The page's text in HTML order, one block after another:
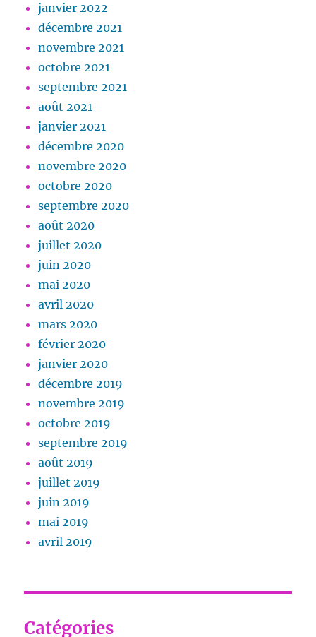
janvier 2022
décembre 2021
novembre 2021
octobre 2021
septembre 2021
août 2021
janvier 2021
décembre 2020
novembre 2020
octobre 2020
septembre 2020
août 2020
juillet 2020
juin 2020
mai 2020
avril 2020
mars 2020
février 2020
janvier 2020
décembre 2019
novembre 2019
octobre 2019
septembre 2019
août 2019
juillet 2019
juin 2019
mai 2019
avril 2019
Catégories